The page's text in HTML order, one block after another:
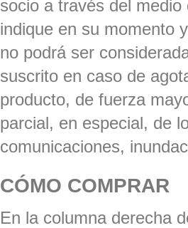
socio a través del
indique en su momento
no podrá ser
suscrito en caso de
producto, de fuerza
parcial, en especial, de
comunicaciones,
CÓMO COMPRAR
En la columna derecha